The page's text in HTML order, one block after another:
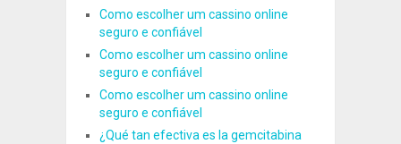
Como escolher um cassino online
seguro e confiável
Como escolher um cassino online
seguro e confiável
Como escolher um cassino online
seguro e confiável
¿Qué tan efectiva es la gemcitabina